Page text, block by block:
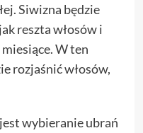
Siwizna będzie
reszta włosów i
W ten
rozjaśnić włosów,
wybieranie ubrań